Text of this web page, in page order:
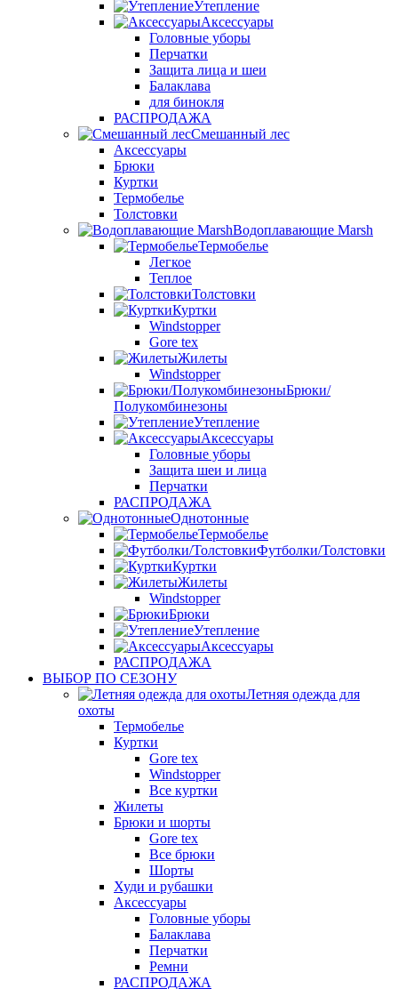
Утепление
Аксессуары
Головные уборы
Перчатки
Защита лица и шеи
Балаклава
для бинокля
РАСПРОДАЖА
Смешанный лес
Аксессуары
Брюки
Куртки
Термобелье
Толстовки
Водоплавающие Marsh
Термобелье
Легкое
Теплое
Толстовки
Куртки
Windstopper
Gore tex
Жилеты
Windstopper
Брюки/
Полукомбинезоны
Утепление
Аксессуары
Головные уборы
Защита шеи и лица
Перчатки
РАСПРОДАЖА
Однотонные
Термобелье
Футболки/Толстовки
Куртки
Жилеты
Windstopper
Брюки
Утепление
Аксессуары
РАСПРОДАЖА
ВЫБОР ПО СЕЗОНУ
Летняя одежда для
охоты
Термобелье
Куртки
Gore tex
Windstopper
Все куртки
Жилеты
Брюки и шорты
Gore tex
Все брюки
Шорты
Худи и рубашки
Аксессуары
Головные уборы
Балаклава
Перчатки
Ремни
РАСПРОДАЖА